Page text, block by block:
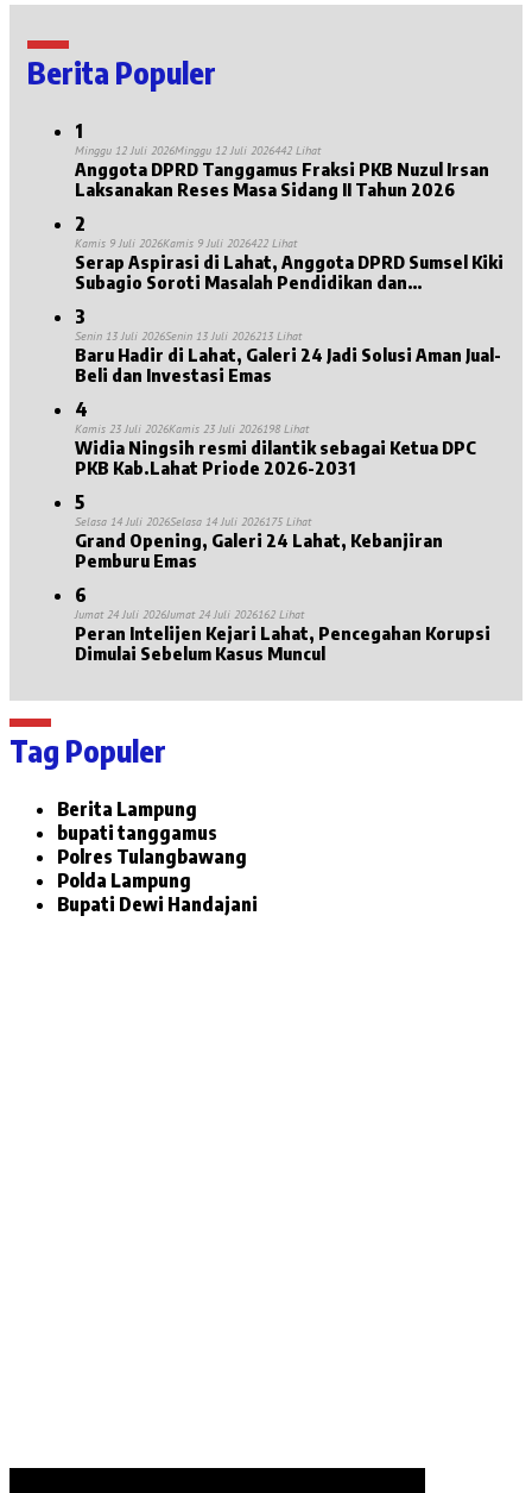
Berita Populer
1
Minggu 12 Juli 2026Minggu 12 Juli 2026442 Lihat
Anggota DPRD Tanggamus Fraksi PKB Nuzul Irsan
Laksanakan Reses Masa Sidang II Tahun 2026
2
Kamis 9 Juli 2026Kamis 9 Juli 2026422 Lihat
Serap Aspirasi di Lahat, Anggota DPRD Sumsel Kiki
Subagio Soroti Masalah Pendidikan dan
3
Senin 13 Juli 2026Senin 13 Juli 2026213 Lihat
Baru Hadir di Lahat, Galeri 24 Jadi Solusi Aman Jual-
Beli dan Investasi Emas
4
Kamis 23 Juli 2026Kamis 23 Juli 2026198 Lihat
Widia Ningsih resmi dilantik sebagai Ketua DPC
PKB Kab.Lahat Priode 2026-2031
5
Selasa 14 Juli 2026Selasa 14 Juli 2026175 Lihat
Grand Opening, Galeri 24 Lahat, Kebanjiran
Pemburu Emas
6
Jumat 24 Juli 2026Jumat 24 Juli 2026162 Lihat
Peran Intelijen Kejari Lahat, Pencegahan Korupsi
Dimulai Sebelum Kasus Muncul
Tag Populer
Berita Lampung
bupati tanggamus
Polres Tulangbawang
Polda Lampung
Bupati Dewi Handajani